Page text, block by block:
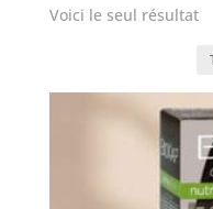
Voici le seul résultat